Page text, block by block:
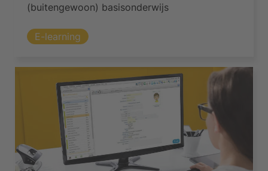
(buitengewoon) basisonderwijs
E-learning